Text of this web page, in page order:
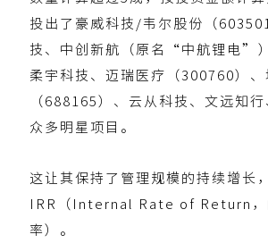
投出了豪威科技/韦尔股份（
技、中创新航（原名“中航锂电”
柔宇科技、迈瑞医疗（300760）、
（688165）、云从科技、文远知
众多明星项目。
这让其保持了管理规模的持续增长
IRR（Internal Rate of Return，
率）。